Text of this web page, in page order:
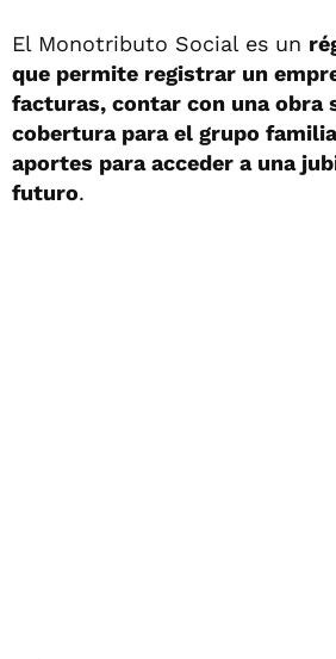
El Monotributo Social es un
que permite registrar un
facturas, contar con una obra
cobertura para el grupo
aportes para acceder a una
futuro.